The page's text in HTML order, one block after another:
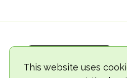
This website uses